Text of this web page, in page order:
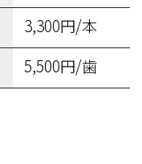
3,300円/本
5,500円/歯